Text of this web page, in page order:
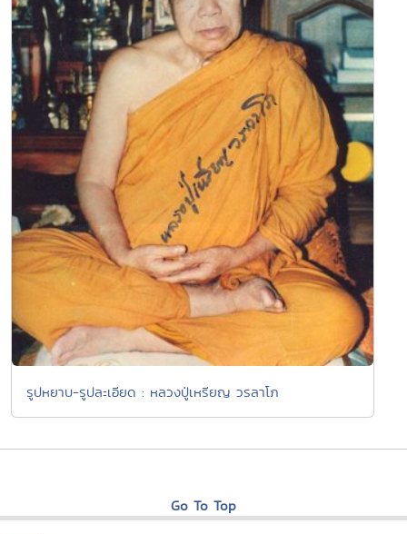
รูปหยาบ-รูปละเอียด : หลวงปู่เหรียญ วรลาโภ
Go To Top